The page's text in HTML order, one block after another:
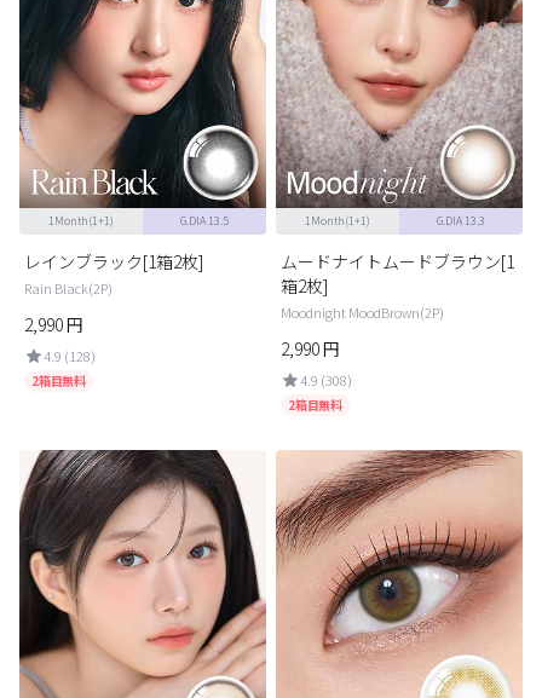
1Month(1+1) G.DIA 13.5
レインブラック[1箱2枚]
Rain Black(2P)
2,990円
4.9 (128)
2箱目無料
1Month(1+1) G.DIA 13.3
ムードナイトムードブラウン[1
箱2枚]
Moodnight MoodBrown(2P)
2,990円
4.9 (308)
2箱目無料